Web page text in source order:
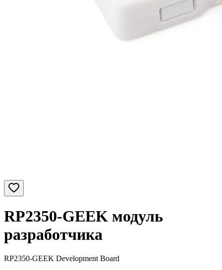
RP2350-GEEK модуль
разработчика
RP2350-GEEK Development Board